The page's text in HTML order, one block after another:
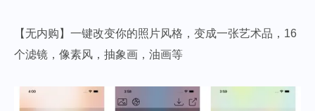
【无内购】一键改变你的照片风格，变成一张艺术品，16
个滤镜，像素风，抽象画，油画等